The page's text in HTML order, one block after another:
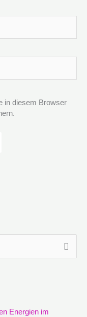
in diesem Browser
Energien im